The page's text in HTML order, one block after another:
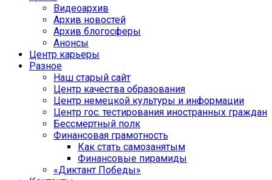
Видеоархив
Архив новостей
Архив блогосферы
Анонсы
Центр карьеры
Разное
Наш старый сайт
Центр качества образования
Центр немецкой культуры и информации
Центр гос. тестирования иностранных граждан
Бессмертный полк
Финансовая грамотность
Как стать самозанятым
Финансовые пирамиды
«Диктант Победы»